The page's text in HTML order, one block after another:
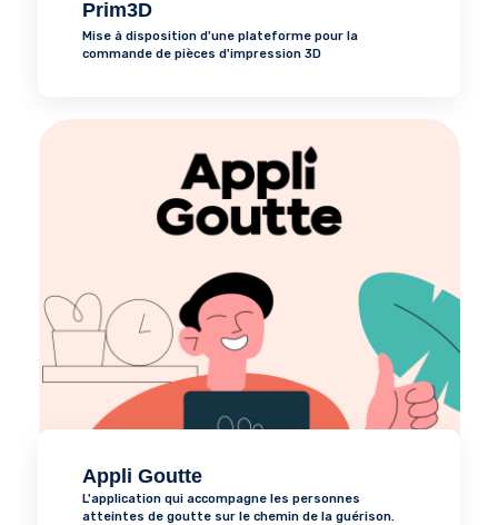
Prim3D
Mise à disposition d'une plateforme pour la
commande de pièces d'impression 3D
Appli Goutte
L'application qui accompagne les personnes
atteintes de goutte sur le chemin de la guérison.